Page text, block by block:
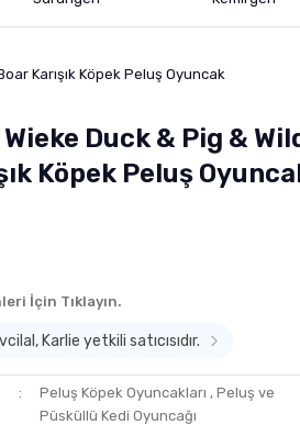
Karışık Köpek Peluş Oyuncak
Duck & Pig &
Köpek Peluş
İçin Tıklayın.
Karlie yetkili satıcısıdır.
Peluş Köpek Oyuncakları , Peluş ve
Püsküllü Kedi Oyuncağı